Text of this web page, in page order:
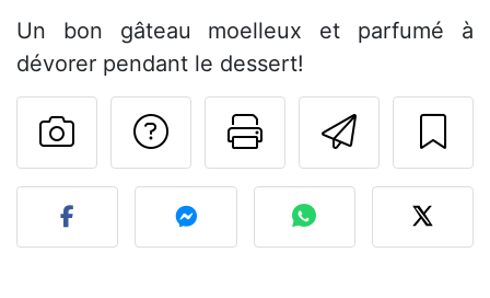
Un bon gâteau moelleux et parfumé à
dévorer pendant le dessert!
Imprimer
Poser une
Publier votre photo de